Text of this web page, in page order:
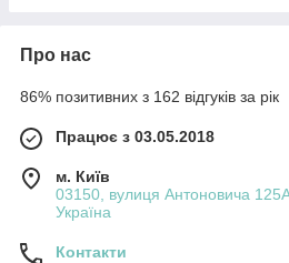
Про нас
86% позитивних з 162 відгуків за рік
Працює з 03.05.2018
м. Київ
03150, вулиця Антоновича
Україна
Контакти